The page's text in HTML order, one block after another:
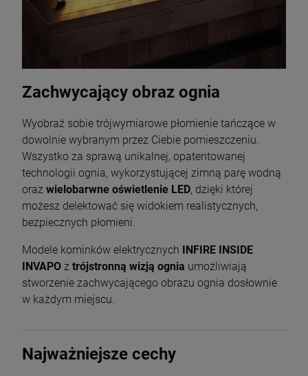
Zachwycający obraz ognia
Wyobraź sobie trójwymiarowe płomienie tańczące w
dowolnie wybranym przez Ciebie pomieszczeniu.
Wszystko za sprawą unikalnej, opatentowanej
technologii ognia, wykorzystującej zimną parę wodną
oraz wielobarwne oświetlenie LED, dzięki której
możesz delektować się widokiem realistycznych,
bezpiecznych płomieni.
Modele kominków elektrycznych INFIRE INSIDE
INVAPO z trójstronną wizją ognia umożliwiają
stworzenie zachwycającego obrazu ognia dosłownie
w każdym miejscu.
Najważniejsze cechy